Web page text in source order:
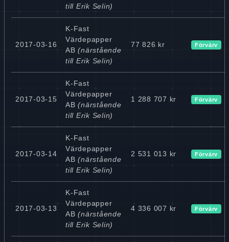
till Erik Selin)
2017-03-16
K-Fast
Värdepapper
AB (närstående
till Erik Selin)
77 826 kr Förvärv
2017-03-15
K-Fast
Värdepapper
AB (närstående
till Erik Selin)
1 288 707 kr Förvärv
2017-03-14
K-Fast
Värdepapper
AB (närstående
till Erik Selin)
2 531 013 kr Förvärv
2017-03-13
K-Fast
Värdepapper
AB (närstående
till Erik Selin)
4 336 007 kr Förvärv